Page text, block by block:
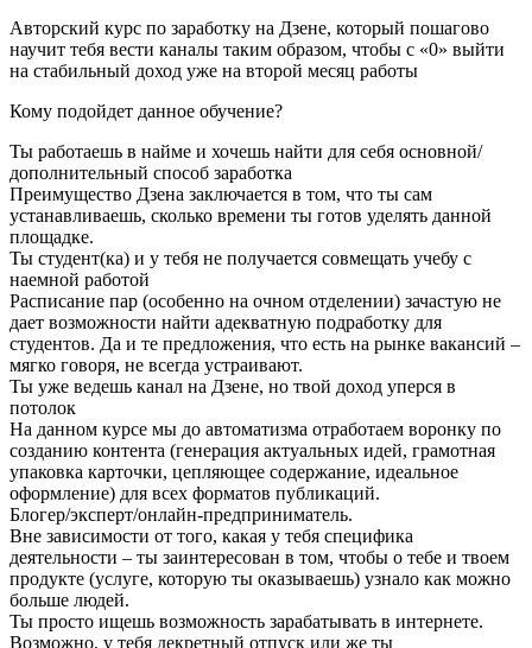
Авторский курс по заработку на Дзене, который пошагово
научит тебя вести каналы таким образом, чтобы с «0» выйти
на стабильный доход уже на второй месяц работы
Кому подойдет данное обучение?
Ты работаешь в найме и хочешь найти для себя основной/
дополнительный способ заработка
Преимущество Дзена заключается в том, что ты сам
устанавливаешь, сколько времени ты готов уделять данной
площадке.
Ты студент(ка) и у тебя не получается совмещать учебу с
наемной работой
Расписание пар (особенно на очном отделении) зачастую не
дает возможности найти адекватную подработку для
студентов. Да и те предложения, что есть на рынке вакансий –
мягко говоря, не всегда устраивают.
Ты уже ведешь канал на Дзене, но твой доход уперся в
потолок
На данном курсе мы до автоматизма отработаем воронку по
созданию контента (генерация актуальных идей, грамотная
упаковка карточки, цепляющее содержание, идеальное
оформление) для всех форматов публикаций.
Блогер/эксперт/онлайн-предприниматель.
Вне зависимости от того, какая у тебя специфика
деятельности – ты заинтересован в том, чтобы о тебе и твоем
продукте (услуге, которую ты оказываешь) узнало как можно
больше людей.
Ты просто ищешь возможность зарабатывать в интернете.
Возможно, у тебя декретный отпуск или же ты